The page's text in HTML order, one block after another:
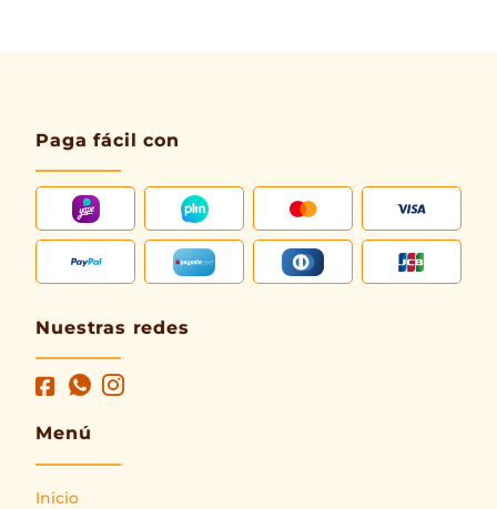
Paga fácil con
Nuestras redes
Menú
Inicio